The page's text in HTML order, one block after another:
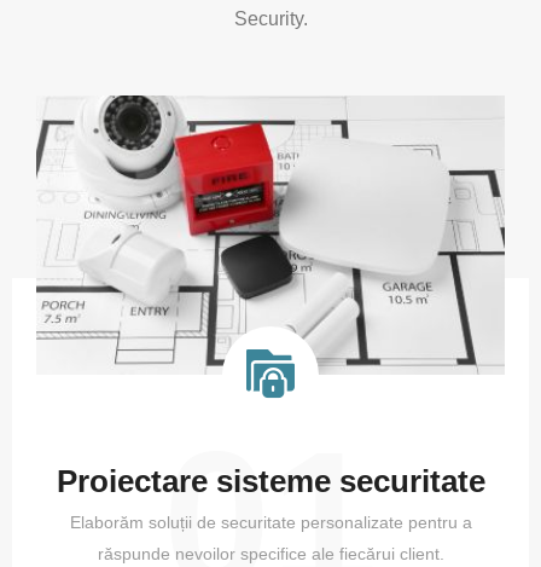
Security.
01
Proiectare sisteme securitate
Elaborăm soluții de securitate personalizate pentru a
răspunde nevoilor specifice ale fiecărui client.